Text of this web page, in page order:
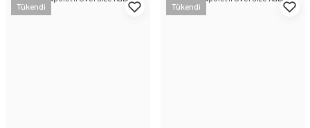
Tükendi Tükendi